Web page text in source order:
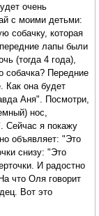
очень
с моими детьми:
собачку, которая
лапы были
(тогда 4 года),
собачка? Передние
Как она будет
Аня". Посмотри,
нос,
Сейчас я покажу
объявляет: "Это
снизу: "Это
И радостно
что Оля говорит
Вот это